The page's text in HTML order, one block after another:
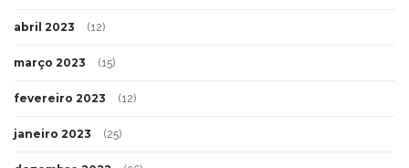
abril 2023 (12)
março 2023 (15)
fevereiro 2023 (12)
janeiro 2023 (25)